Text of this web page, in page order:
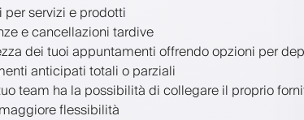
servizi e prodotti
e cancellazioni tardive
dei tuoi appuntamenti offrendo opzioni per
anticipati totali o parziali
team ha la possibilità di collegare il proprio
flessibilità